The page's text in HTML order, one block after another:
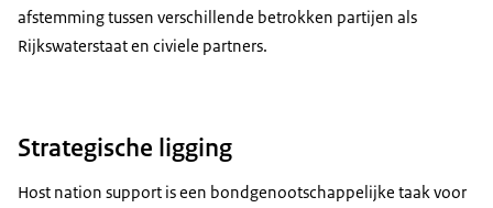
afstemming tussen verschillende betrokken partijen als
Rijkswaterstaat en civiele partners.
Strategische ligging
Host nation support is een bondgenootschappelijke taak voor